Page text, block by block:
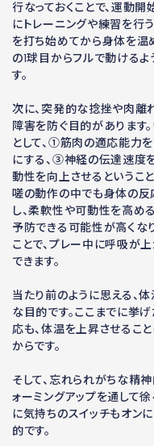
行なっておくことで、運動
にトレーニングや練習を行
を打ち始めてから身体を温
の1球目からフルで動ける
す。
次に、突発的な捻挫や肉離
障害を防ぐ目的があります
として、①筋肉の適応能力
にする、③神経の伝達速度
動性を向上させるというこ
嗟の動作の中でも身体の反
し、柔軟性や可動性を高め
予防できる可能性が高くな
ことで、プレー中に呼吸が
できます。
当たり前のように思える、
な目的です。ここまでに挙
応も、体温を上昇させるこ
からです。
そして、忘れられがちな精
ォーミングアップを通して
に気持ちのスイッチもオン
的です。